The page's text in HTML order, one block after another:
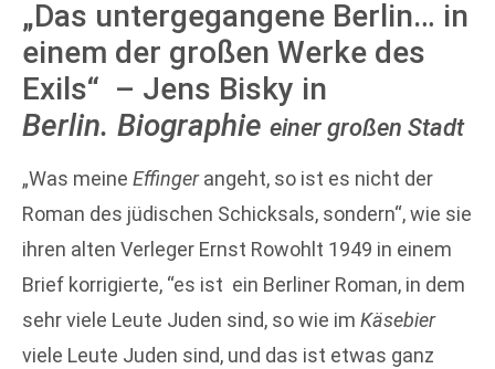
„Das untergegangene Berlin… in
einem der großen Werke des
Exils“ – Jens Bisky in
Berlin. Biographie einer großen Stadt
„Was meine Effingerangeht, so ist es nicht der
Roman des jüdischen Schicksals, sondern“, wie sie
ihren alten Verleger Ernst Rowohlt 1949 in einem
Brief korrigierte, “es ist ein Berliner Roman, in dem
sehr viele Leute Juden sind, so wie im Käsebier
viele Leute Juden sind, und das ist etwas ganz